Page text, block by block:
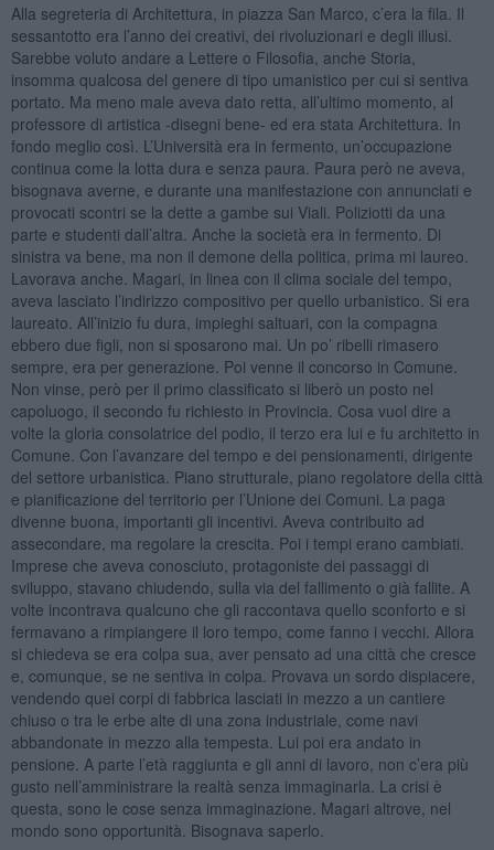
Alla segreteria di Architettura, in piazza San Marco, c’era la fila. Il
sessantotto era l’anno dei creativi, dei rivoluzionari e degli illusi.
Sarebbe voluto andare a Lettere o Filosofia, anche Storia,
insomma qualcosa del genere di tipo umanistico per cui si sentiva
portato. Ma meno male aveva dato retta, all’ultimo momento, al
professore di artistica -disegni bene- ed era stata Architettura. In
fondo meglio così. L’Università era in fermento, un’occupazione
continua come la lotta dura e senza paura. Paura però ne aveva,
bisognava averne, e durante una manifestazione con annunciati e
provocati scontri se la dette a gambe sui Viali. Poliziotti da una
parte e studenti dall’altra. Anche la società era in fermento. Di
sinistra va bene, ma non il demone della politica, prima mi laureo.
Lavorava anche. Magari, in linea con il clima sociale del tempo,
aveva lasciato l’indirizzo compositivo per quello urbanistico. Si era
laureato. All’inizio fu dura, impieghi saltuari, con la compagna
ebbero due figli, non si sposarono mai. Un po’ ribelli rimasero
sempre, era per generazione. Poi venne il concorso in Comune.
Non vinse, però per il primo classificato si liberò un posto nel
capoluogo, il secondo fu richiesto in Provincia. Cosa vuol dire a
volte la gloria consolatrice del podio, il terzo era lui e fu architetto in
Comune. Con l’avanzare del tempo e dei pensionamenti, dirigente
del settore urbanistica. Piano strutturale, piano regolatore della città
e pianificazione del territorio per l’Unione dei Comuni. La paga
divenne buona, importanti gli incentivi. Aveva contribuito ad
assecondare, ma regolare la crescita. Poi i tempi erano cambiati.
Imprese che aveva conosciuto, protagoniste dei passaggi di
sviluppo, stavano chiudendo, sulla via del fallimento o già fallite. A
volte incontrava qualcuno che gli raccontava quello sconforto e si
fermavano a rimpiangere il loro tempo, come fanno i vecchi. Allora
si chiedeva se era colpa sua, aver pensato ad una città che cresce
e, comunque, se ne sentiva in colpa. Provava un sordo dispiacere,
vendendo quei corpi di fabbrica lasciati in mezzo a un cantiere
chiuso o tra le erbe alte di una zona industriale, come navi
abbandonate in mezzo alla tempesta. Lui poi era andato in
pensione. A parte l’età raggiunta e gli anni di lavoro, non c’era più
gusto nell’amministrare la realtà senza immaginarla. La crisi è
questa, sono le cose senza immaginazione. Magari altrove, nel
mondo sono opportunità. Bisognava saperlo.